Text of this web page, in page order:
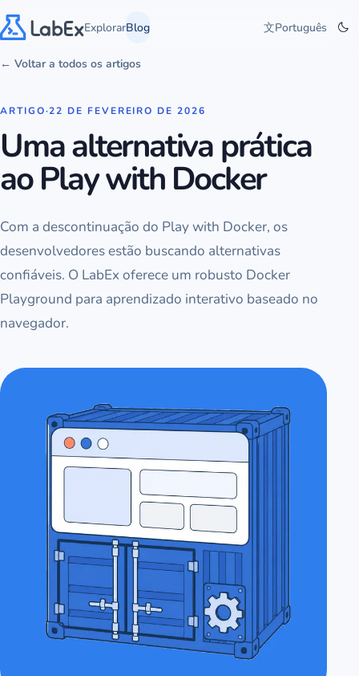
ExplorarBlog 文Português
← Voltar a todos os artigos
ARTIGO·22 DE FEVEREIRO DE 2026
Uma alternativa prática
ao Play with Docker
Com a descontinuação do Play with Docker, os
desenvolvedores estão buscando alternativas
confiáveis. O LabEx oferece um robusto Docker
Playground para aprendizado interativo baseado no
navegador.